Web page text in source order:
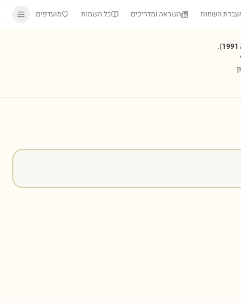
השמות השראה ומדריכים כל השמות מועדפים
1991
).